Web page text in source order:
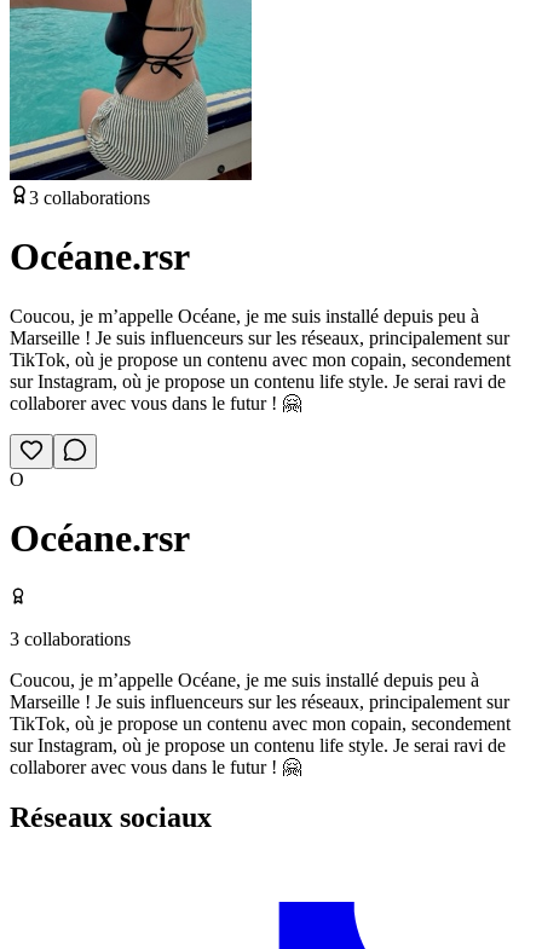
3 collaborations
Océane.rsr
Coucou, je m’appelle Océane, je me suis installé depuis peu à
Marseille ! Je suis influenceurs sur les réseaux, principalement sur
TikTok, où je propose un contenu avec mon copain, secondement
sur Instagram, où je propose un contenu life style. Je serai ravi de
collaborer avec vous dans le futur ! 🤗
O
Océane.rsr
3 collaborations
Coucou, je m’appelle Océane, je me suis installé depuis peu à
Marseille ! Je suis influenceurs sur les réseaux, principalement sur
TikTok, où je propose un contenu avec mon copain, secondement
sur Instagram, où je propose un contenu life style. Je serai ravi de
collaborer avec vous dans le futur ! 🤗
Réseaux sociaux